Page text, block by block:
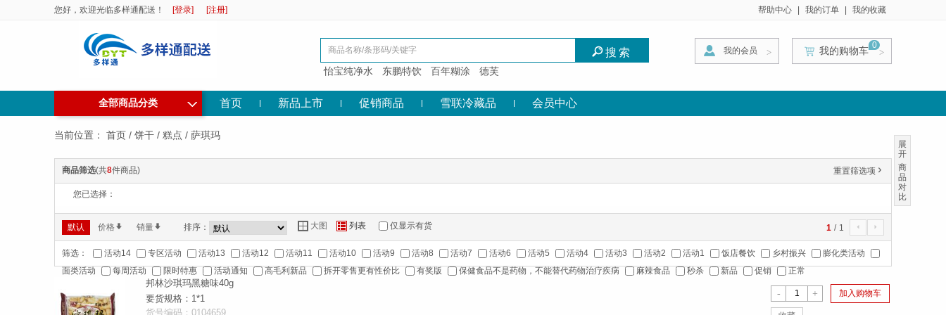
您好，欢迎光临多样通配送！ [登录] [注册] 帮助中心 我的订单 我的收藏
I搜索
怡宝纯净水 东鹏特饮 百年糊涂 德芙
>
我的会员 > >
0
我的购物车
全部商品分类 ◇ 首页 新品上市 促销商品 雪联冷藏品 会员中心
当前位置： 首页 / 饼干 / 糕点 / 萨琪玛
商品筛选(共8件商品) 重置筛选项 '
您已选择：
默认 价格 * 销量* 排序： Y 大图 Z 列表 仅显示有货 1 / 1 4 5
筛选： 活动14 专区活动 活动13 活动12 活动11 活动10 活动9 活动8 活动7 活动6 活动5 活动4 活动3 活动2 活动1 饭店餐饮 乡村振兴
膨化类活动
面类活动
每周活动 限时特惠 活动通知 高毛利新品 拆开零售更有性价比 有奖版 保健食品不是药物，不能替代药物治疗疾病 麻辣食品 秒杀 新品 促销 正常
- + 加入购物车
邦林沙琪玛黑糖味40g
要货规格：1*1
货号编码：0104659
展
开
商
品
对
比